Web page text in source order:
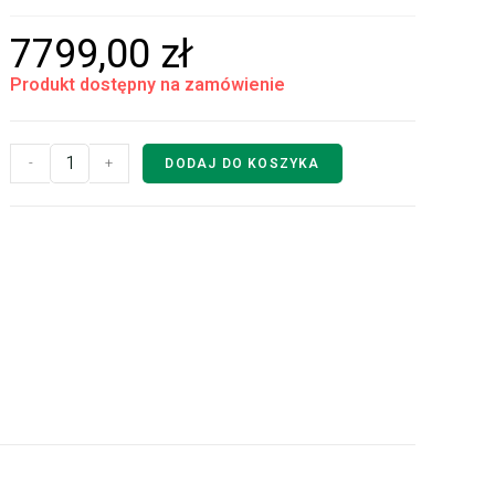
7799,00 zł
Produkt dostępny na zamówienie
- + DODAJ DO KOSZYKA